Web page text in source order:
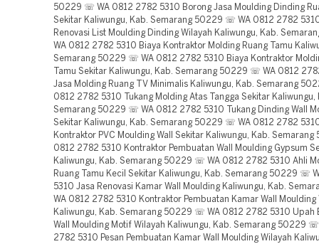
50229 ☏ WA 0812 2782 5310 Borong Jasa Moulding Dinding
Sekitar Kaliwungu, Kab. Semarang 50229 ☏ WA 0812 2782
Renovasi List Moulding Dinding Wilayah Kaliwungu, Kab.
WA 0812 2782 5310 Biaya Kontraktor Molding Ruang Tamu
Semarang 50229 ☏ WA 0812 2782 5310 Biaya Kontraktor
Tamu Sekitar Kaliwungu, Kab. Semarang 50229 ☏ WA 0812
Jasa Molding Ruang TV Minimalis Kaliwungu, Kab. Semarang
0812 2782 5310 Tukang Molding Atas Tangga Sekitar Kaliwungu,
Semarang 50229 ☏ WA 0812 2782 5310 Tukang Dinding Wall
Sekitar Kaliwungu, Kab. Semarang 50229 ☏ WA 0812 2782
Kontraktor PVC Moulding Wall Sekitar Kaliwungu, Kab.
0812 2782 5310 Kontraktor Pembuatan Wall Moulding Gypsum
Kaliwungu, Kab. Semarang 50229 ☏ WA 0812 2782 5310 Ahli
Ruang Tamu Kecil Sekitar Kaliwungu, Kab. Semarang 50229 ☏
5310 Jasa Renovasi Kamar Wall Moulding Kaliwungu, Kab.
WA 0812 2782 5310 Kontraktor Pembuatan Kamar Wall Moulding
Kaliwungu, Kab. Semarang 50229 ☏ WA 0812 2782 5310 Upah
Wall Moulding Motif Wilayah Kaliwungu, Kab. Semarang 50229
2782 5310 Pesan Pembuatan Kamar Wall Moulding Wilayah